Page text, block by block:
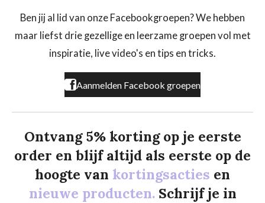
b
o
k
a
r
a
o
Ben jij al lid van onze Facebookgroepen? We hebben
maar liefst drie gezellige en leerzame groepen vol met
inspiratie, live video's en tips en tricks.
Aanmelden Facebook groepen
Ontvang 5% korting op je eerste
order en blijf altijd als eerste op de
hoogte van kortingsacties en
nieuwe producten. Schrijf je in